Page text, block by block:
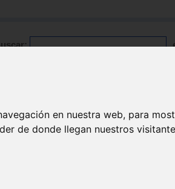
en nuestra web, para
de donde llegan nuestros